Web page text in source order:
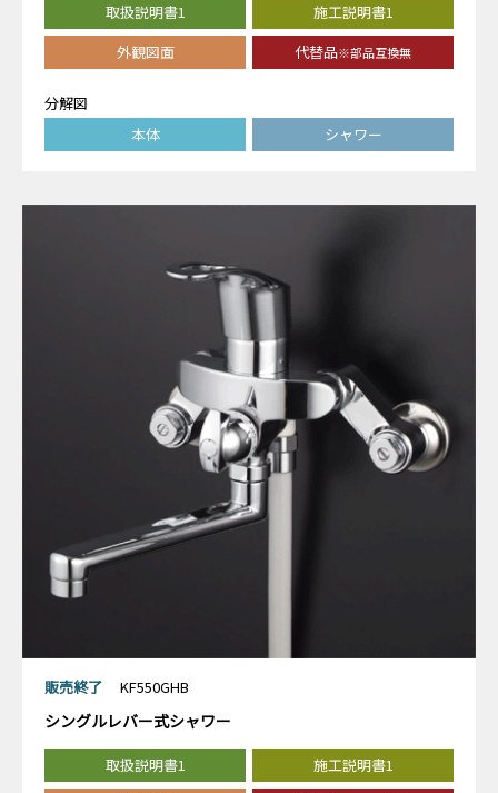
取扱説明書1
施工説明書1
外観図面
代替品※部品互換無
分解図
本体
シャワー
販売終了 KF550GHB
シングルレバー式シャワー
取扱説明書1
施工説明書1